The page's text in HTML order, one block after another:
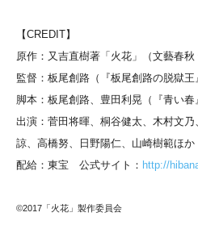
【CREDIT】
原作：又吉直樹著「火花」（文藝春秋
監督：板尾創路（『板尾創路の脱獄王
脚本：板尾創路、豊田利晃（『青い春
出演：菅田将暉、桐谷健太、木村文
諒、高橋努、日野陽仁、山崎樹範ほか
配給：東宝 公式サイト： http://
©2017「火花」製作委員会